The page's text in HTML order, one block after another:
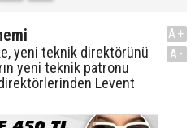
yeni teknik direktörünü
yeni teknik patronu
Levent
A+
A-